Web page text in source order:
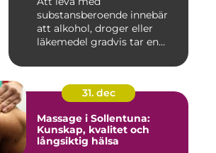
substansberoende innebär
att alkohol, droger eller
läkemedel gradvis tar en
31. dec
Massage i Sollentuna:
Kunskap, kvalitet och
långsiktig hälsa